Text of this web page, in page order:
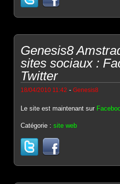
Genesis8
sites sociaux :
Twitter
18/04/2010 11:42 -Genesis8
Le site est maintenant sur
Catégorie :site web